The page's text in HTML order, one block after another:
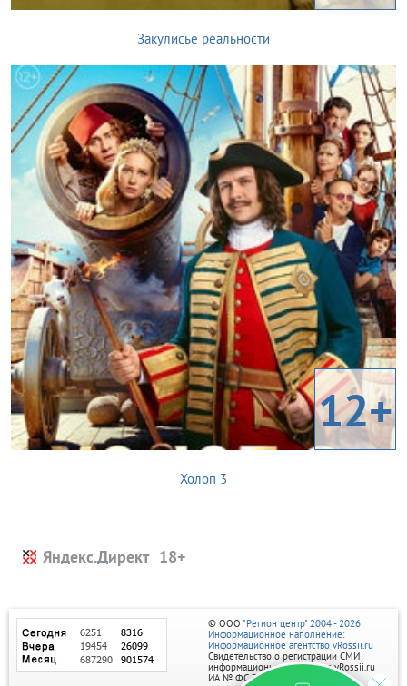
Закулисье реальности
12+
Холоп 3
Яндекс.Директ
© ООО "Регион центр" 2004 - 2026
Информационное наполнение:
Информационное агентство vRossii.ru
Свидетельство о регистрации СМИ
информационного агентства vRossii.ru
ИА № ФС 77‑35502